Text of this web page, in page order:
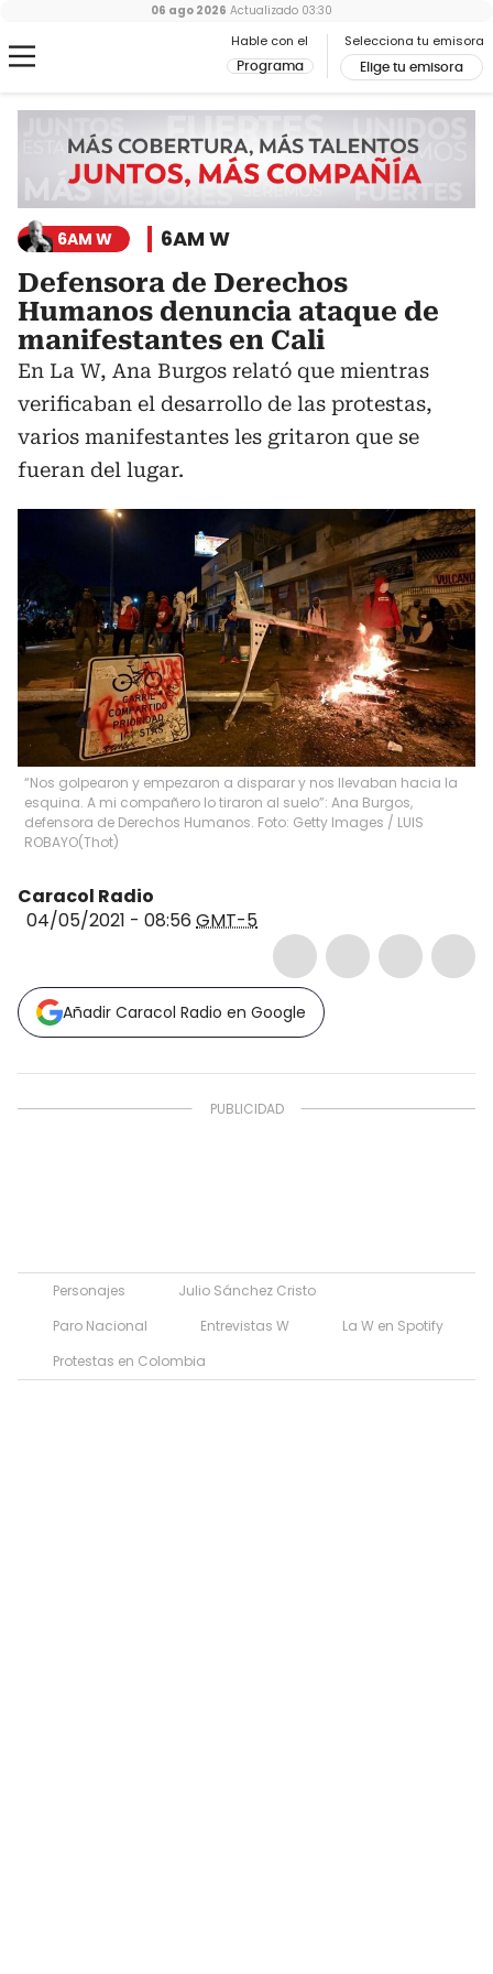
Hable con el
Programa
Selecciona tu emisora
Elige tu emisora
06 ago 2026 Actualizado 03:30
6AM W 6AM W
Defensora de Derechos
Humanos denuncia ataque de
manifestantes en Cali
En La W, Ana Burgos relató que mientras
verificaban el desarrollo de las protestas,
varios manifestantes les gritaron que se
fueran del lugar.
“Nos golpearon y empezaron a disparar y nos llevaban hacia la
esquina. A mi compañero lo tiraron al suelo”: Ana Burgos,
defensora de Derechos Humanos. Foto: Getty Images / LUIS
ROBAYO(Thot)
Caracol Radio
04/05/2021 - 08:56 GMT-5
Añadir Caracol Radio en Google
Personajes
Julio Sánchez Cristo
Paro Nacional
Entrevistas W
La W en Spotify
Protestas en Colombia